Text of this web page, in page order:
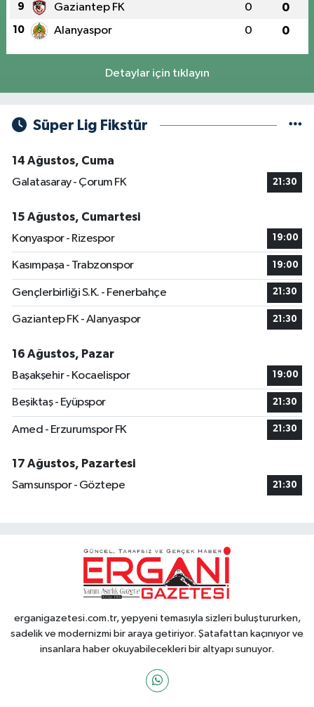
9 Gaziantep FK 0 0
10 Alanyaspor 0 0
Detaylar için tıklayın
Süper Lig Fikstür
14 Ağustos, Cuma
Galatasaray - Çorum FK
21:30
15 Ağustos, Cumartesi
Konyaspor - Rizespor
19:00
Kasımpaşa - Trabzonspor 19:00
Gençlerbirliği S.K. - Fenerbahçe 21:30
Gaziantep FK - Alanyaspor 21:30
16 Ağustos, Pazar
Başakşehir - Kocaelispor
19:00
Beşiktaş - Eyüpspor 21:30
Amed - Erzurumspor FK 21:30
17 Ağustos, Pazartesi
Samsunspor - Göztepe
21:30
erganigazetesi.com.tr, yepyeni temasıyla sizleri buluştururken,
sadelik ve modernizmi bir araya getiriyor. Şatafattan kaçınıyor ve
insanlara haber okuyabilecekleri bir altyapı sunuyor.